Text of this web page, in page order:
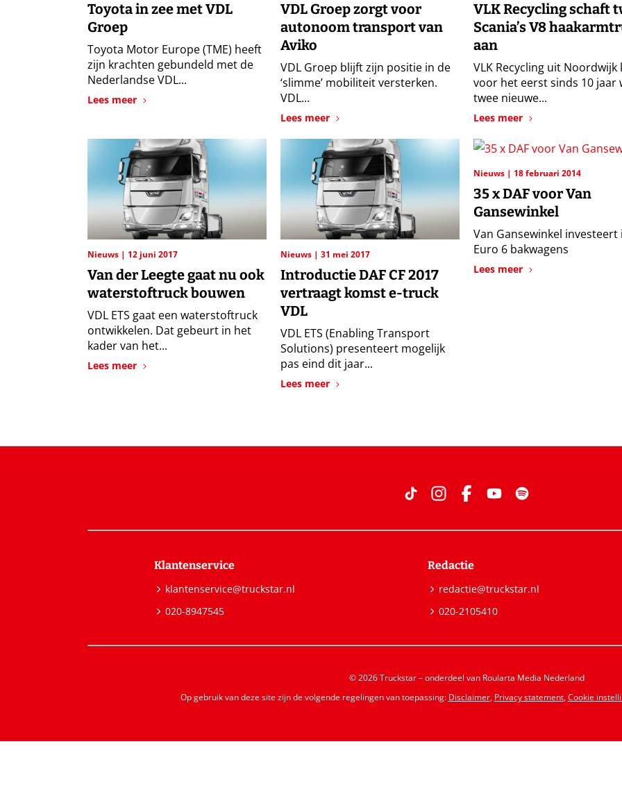
Toyota in zee met VDL
Groep
Toyota Motor Europe (TME) heeft
zijn krachten gebundeld met de
Nederlandse VDL...
Lees meer
VDL Groep zorgt voor
autonoom transport van
Aviko
VDL Groep blijft zijn positie in de
‘slimme’ mobiliteit versterken.
VDL...
Lees meer
VLK Recycling schaft
Scania’s V8
aan
VLK Recycling uit Noordwijk
voor het eerst sinds 10 jaar
twee nieuwe...
Lees meer
Nieuws 12 juni 2017
Van der Leegte gaat nu ook
waterstoftruck bouwen
VDL ETS gaat een waterstoftruck
ontwikkelen. Dat gebeurt in het
kader van het...
Lees meer
Nieuws 31 mei 2017
Introductie DAF CF 2017
vertraagt komst e-truck
VDL
VDL ETS (Enabling Transport
Solutions) presenteert mogelijk
pas eind dit jaar...
Lees meer
Nieuws 18 februari 2014
35 x DAF voor Van
Gansewinkel
Van Gansewinkel investeert
Euro 6 bakwagens
Lees meer
Klantenservice
klantenservice@truckstar.nl
020-8947545
Redactie
redactie@truckstar.nl
020-2105410
© 2026 Truckstar – onderdeel van Roularta Media Nederland
Op gebruik van deze site zijn de volgende regelingen van toepassing: Disclaimer, Privacy statement,Cookie